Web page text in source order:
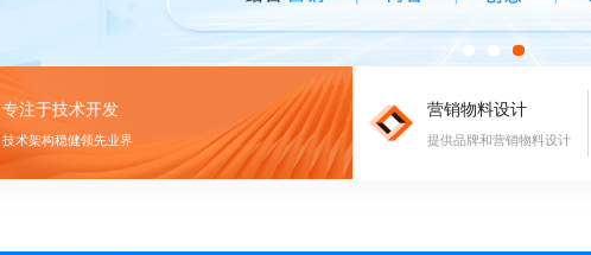
专注于技术开发
技术架构稳健领先业界
营销物料设计
提供品牌和营销物料设计